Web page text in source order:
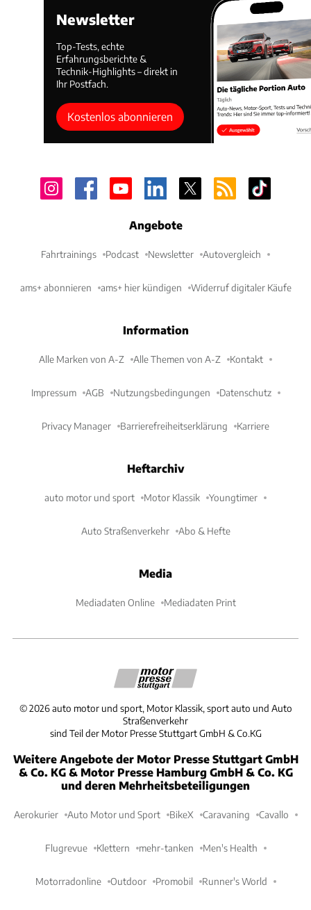
Newsletter
Top-Tests, echte
Erfahrungsberichte &
Technik-Highlights – direkt in
Ihr Postfach.
Kostenlos abonnieren
Angebote
Fahrtrainings Podcast Newsletter Autovergleich
ams+ abonnieren ams+ hier kündigen Widerruf digitaler Käufe
Information
Alle Marken von A-Z Alle Themen von A-Z Kontakt
Impressum AGB Nutzungsbedingungen Datenschutz
Privacy Manager Barrierefreiheitserklärung Karriere
Heftarchiv
auto motor und sport Motor Klassik Youngtimer
Auto Straßenverkehr Abo & Hefte
Media
Mediadaten Online Mediadaten Print
©2026 auto motor und sport, Motor Klassik, sport auto und Auto
Straßenverkehr
sind Teil der Motor Presse Stuttgart GmbH & Co.KG
Weitere Angebote der Motor Presse Stuttgart GmbH
& Co. KG & Motor Presse Hamburg GmbH & Co. KG
und deren Mehrheitsbeteiligungen
Aerokurier Auto Motor und Sport BikeX Caravaning Cavallo
Flugrevue Klettern mehr-tanken Men's Health
Motorradonline Outdoor Promobil Runner's World